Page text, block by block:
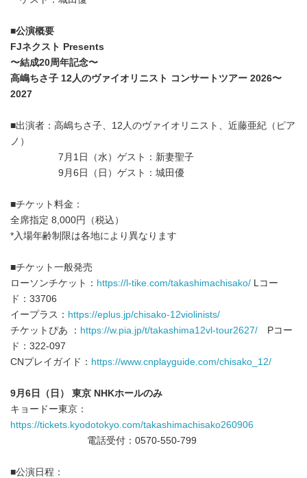
■公演概要
FJネクスト Presents
〜結成20周年記念〜
高嶋ちさ子 12 人のヴァイオリニスト コンサートツアー 2026〜
2027
■出演者：高嶋ちさ子、12人のヴァイオリニスト、近藤亜紀（ピア
ノ）
7月1日（水）ゲスト：新妻聖子
9月6日（日）ゲスト：城田優
■チケット料金：
全席指定 8,000円（税込）
*入場年齢制限は各地により異なります
■チケット一般発売
ローソンチケット： https://l-tike.com/takashimachisako/ Lコー
ド：33706
イープラス： https://eplus.jp/chisako-12violinists/
チケットぴあ ： https://w.pia.jp/t/takashima12vl-tour2627/ Pコー
ド：322-097
CNプレイガイド： https://www.cnplayguide.com/chisako_12/
9 月 6 日（日） 東京 NHKホールのみ
キョードー東京：
https://tickets.kyodotokyo.com/takashimachisako260906
電話受付：0570-550-799
■公演日程：